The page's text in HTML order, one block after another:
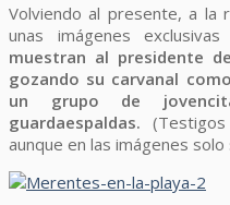
Volviendo al presente, a la
unas imágenes
muestran al presidente
gozando su carvanal
un grupo de
guardaespaldas.
aunque en las imágenes